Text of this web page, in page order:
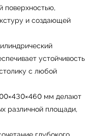
поверхностью,
и создающей
устойчивость
с любой
мм делают
различной площади,